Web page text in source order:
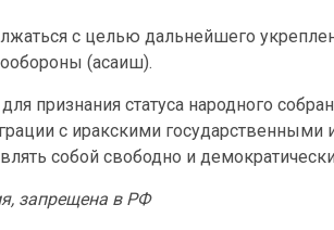
с целью дальнейшего
(асаиш).
признания статуса народного
с иракскими государственными
собой свободно и
запрещена в РФ